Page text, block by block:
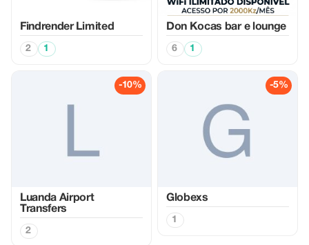
Findrender Limited
2 1
Don Kocas bar e lounge
6 1
-10%
Luanda Airport
Transfers
2
-5%
Globexs
1